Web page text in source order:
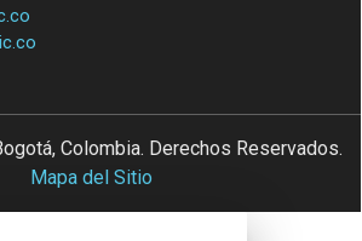
Colombia. Derechos Reservados.
Mapa del Sitio